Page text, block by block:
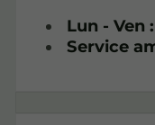
Lun - Ven :
Service